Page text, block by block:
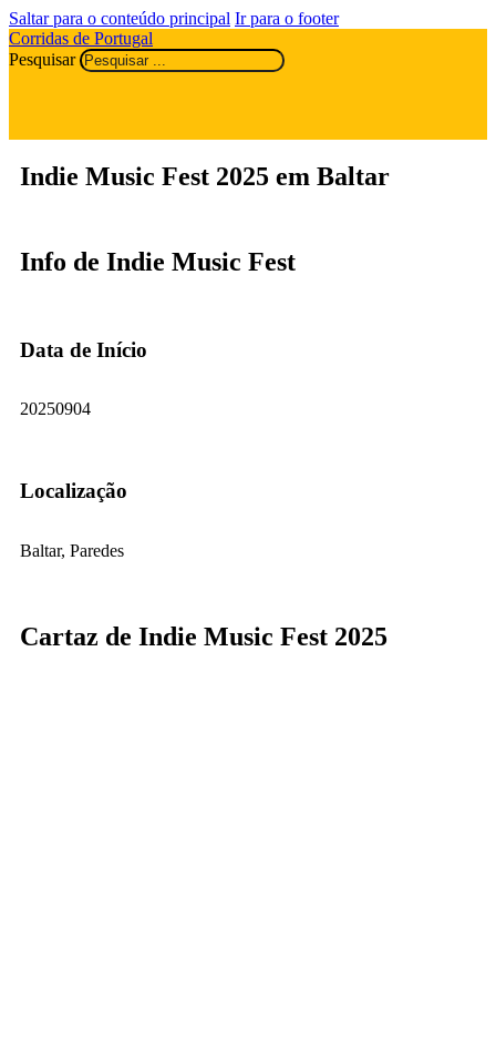
Saltar para o conteúdo principal Ir para o footer
Corridas de Portugal
Pesquisar
Indie Music Fest 2025 em Baltar
Info de Indie Music Fest
Data de Início
20250904
Localização
Baltar, Paredes
Cartaz de Indie Music Fest 2025